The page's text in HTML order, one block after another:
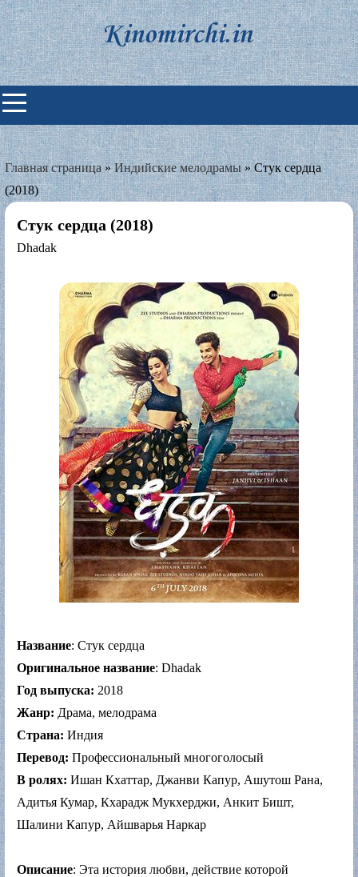
Skip
to
content
Индийские фильмы смотреть
онлайн
Главная страница»Индийские мелодрамы»Стук сердца
(2018)
Стук сердца (2018)
Dhadak
Название: Стук сердца
Оригинальное название: Dhadak
Год выпуска: 2018
Жанр: Драма, мелодрама
Страна: Индия
Перевод: Профессиональный многоголосый
В ролях: Ишан Кхаттар, Джанви Капур, Ашутош Рана,
Адитья Кумар, Кхарадж Мукхерджи, Анкит Бишт,
Шалини Капур, Айшварья Наркар
Описание: Эта история любви, действие которой